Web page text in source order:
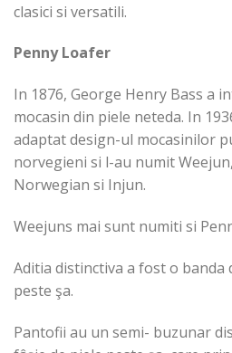
clasici si versatili.
Penny Loafer
In 1876, George Henry Bass a
mocasin din piele neteda. In
adaptat design-ul mocasinilor
norvegieni si l-au numit
Norwegian si Injun.
Weejuns mai sunt numiti si
Aditia distinctiva a fost o banda
peste şa.
Pantofii au un semi- buzunar